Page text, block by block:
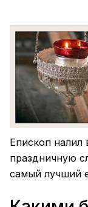
Епископ налил
праздничную
самый лучший